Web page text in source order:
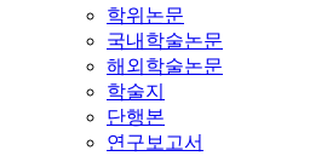
학위논문
국내학술논문
해외학술논문
학술지
단행본
연구보고서